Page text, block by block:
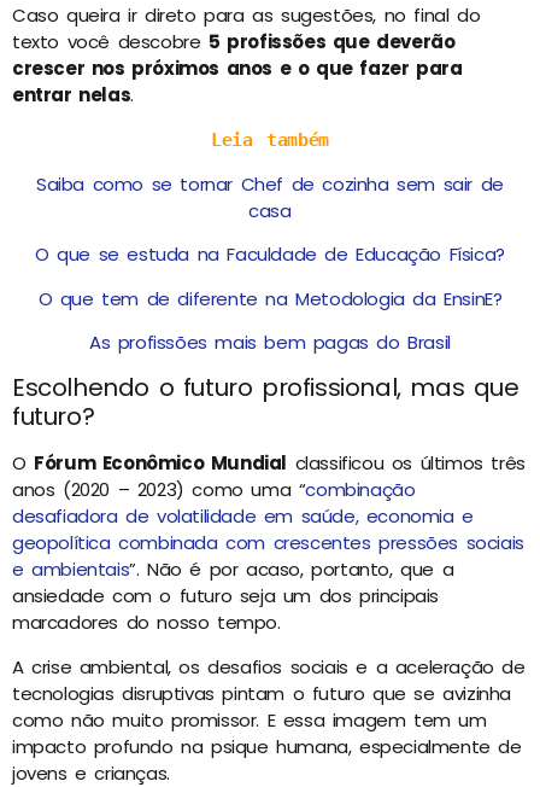
Caso queira ir direto para as sugestões, no final do
texto você descobre 5 profissões que deverão
crescer nos próximos anos e o que fazer para
entrar nelas.
Leia também
Saiba como se tornar Chef de cozinha sem sair de
casa
O que se estuda na Faculdade de Educação Física?
O que tem de diferente na Metodologia da EnsinE?
As profissões mais bem pagas do Brasil
Escolhendo o futuro profissional, mas que
futuro?
O Fórum Econômico Mundial classificou os últimos três
anos (2020 – 2023) como uma “combinação
desafiadora de volatilidade em saúde, economia e
geopolítica combinada com crescentes pressões sociais
e ambientais”. Não é por acaso, portanto, que a
ansiedade com o futuro seja um dos principais
marcadores do nosso tempo.
A crise ambiental, os desafios sociais e a aceleração de
tecnologias disruptivas pintam o futuro que se avizinha
como não muito promissor. E essa imagem tem um
impacto profundo na psique humana, especialmente de
jovens e crianças.